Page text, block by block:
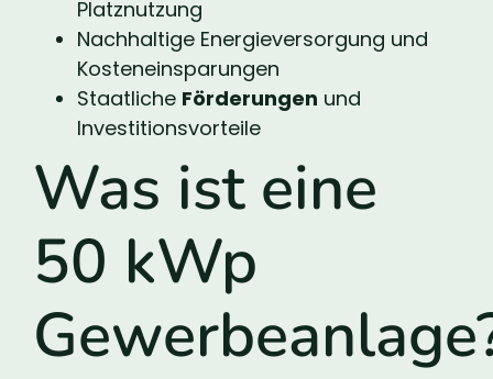
Platznutzung
Nachhaltige Energieversorgung und
Kosteneinsparungen
Staatliche Förderungen und
Investitionsvorteile
Was ist eine
50 kWp